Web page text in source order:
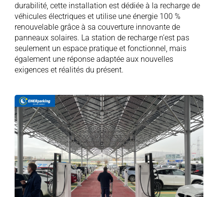
durabilité, cette installation est dédiée à la recharge de
véhicules électriques et utilise une énergie 100 %
renouvelable grâce à sa couverture innovante de
panneaux solaires. La station de recharge n’est pas
seulement un espace pratique et fonctionnel, mais
également une réponse adaptée aux nouvelles
exigences et réalités du présent.